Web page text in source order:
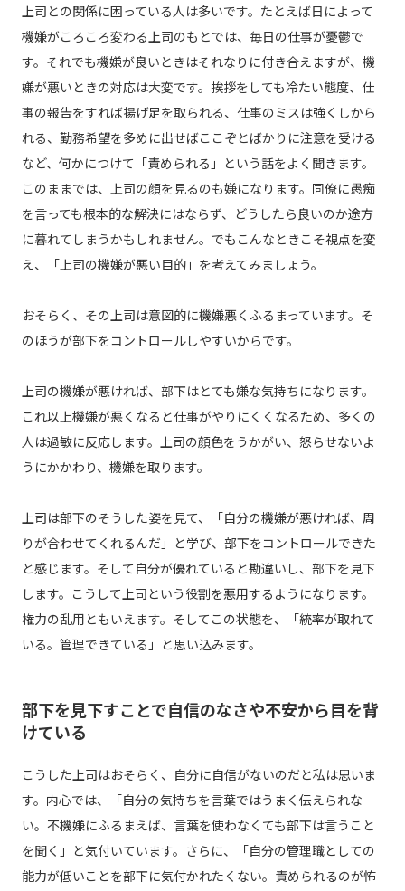
上司との関係に困っている人は多いです。たとえば日によって
機嫌がころころ変わる上司のもとでは、毎日の仕事が憂鬱で
す。それでも機嫌が良いときはそれなりに付き合えますが、機
嫌が悪いときの対応は大変です。挨拶をしても冷たい態度、仕
事の報告をすれば揚げ足を取られる、仕事のミスは強くしから
れる、勤務希望を多めに出せばここぞとばかりに注意を受ける
など、何かにつけて「責められる」という話をよく聞きます。
このままでは、上司の顔を見るのも嫌になります。同僚に愚痴
を言っても根本的な解決にはならず、どうしたら良いのか途方
に暮れてしまうかもしれません。でもこんなときこそ視点を変
え、「上司の機嫌が悪い目的」を考えてみましょう。
おそらく、その上司は意図的に機嫌悪くふるまっています。そ
のほうが部下をコントロールしやすいからです。
上司の機嫌が悪ければ、部下はとても嫌な気持ちになります。
これ以上機嫌が悪くなると仕事がやりにくくなるため、多くの
人は過敏に反応します。上司の顔色をうかがい、怒らせないよ
うにかかわり、機嫌を取ります。
上司は部下のそうした姿を見て、「自分の機嫌が悪ければ、周
りが合わせてくれるんだ」と学び、部下をコントロールできた
と感じます。そして自分が優れていると勘違いし、部下を見下
します。こうして上司という役割を悪用するようになります。
権力の乱用ともいえます。そしてこの状態を、「統率が取れて
いる。管理できている」と思い込みます。
部下を見下すことで自信のなさや不安から目を背
けている
こうした上司はおそらく、自分に自信がないのだと私は思いま
す。内心では、「自分の気持ちを言葉ではうまく伝えられな
い。不機嫌にふるまえば、言葉を使わなくても部下は言うこと
を聞く」と気付いています。さらに、「自分の管理職としての
能力が低いことを部下に気付かれたくない。責められるのが怖